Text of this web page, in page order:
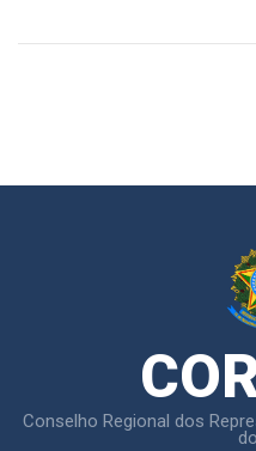
Conselho Regional dos